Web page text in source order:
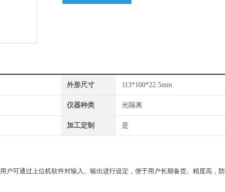
外形尺寸 113*100*22.5mm
仪器种类 光隔离
加工定制 是
户可通过上位机软件对输入、输出进行设定，便于用户长期备货。精度高，